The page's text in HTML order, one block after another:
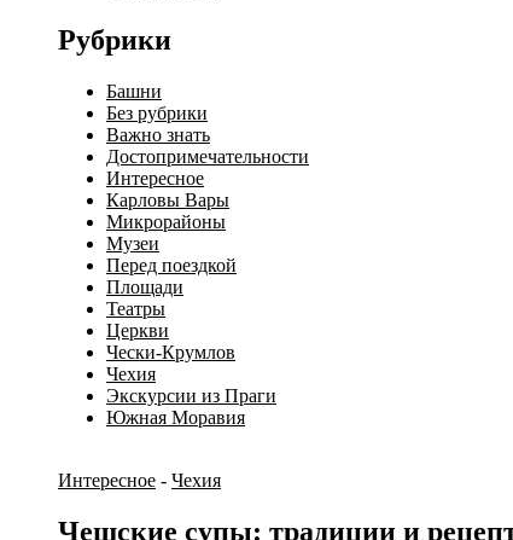
Рубрики
Башни
Без рубрики
Важно знать
Достопримечательности
Интересное
Карловы Вары
Микрорайоны
Музеи
Перед поездкой
Площади
Театры
Церкви
Чески-Крумлов
Чехия
Экскурсии из Праги
Южная Моравия
Интересное - Чехия
Чешские супы: традиции и